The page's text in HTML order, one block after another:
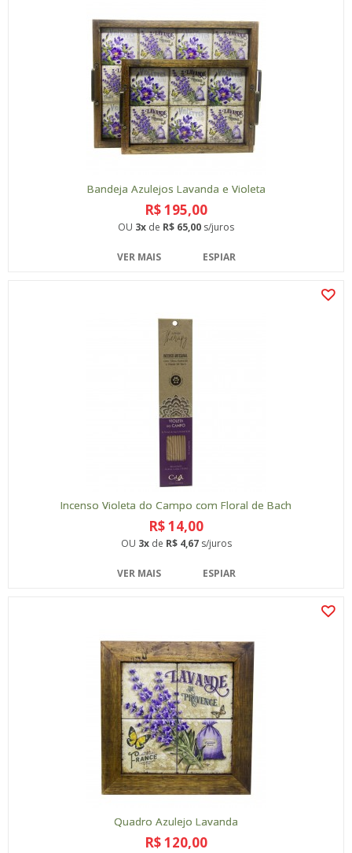
Bandeja Azulejos Lavanda e Violeta
R$ 195,00
OU 3x de R$ 65,00 s/juros
VER MAIS ESPIAR
Incenso Violeta do Campo com Floral de Bach
R$ 14,00
OU 3xde R$ 4,67s/juros
VER MAIS ESPIAR
Quadro Azulejo Lavanda
R$ 120,00